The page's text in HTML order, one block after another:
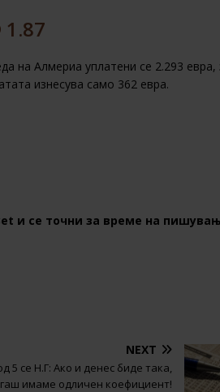
на Алмериа уплатени се 2.293 евра,
изнесува само 362 евра.
и се точни за време на
NEXT
5 се Н.Г: Ако и денес биде така,
имаме одличен коефициент!